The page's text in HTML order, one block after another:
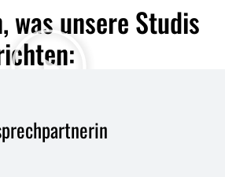
was unsere Studis